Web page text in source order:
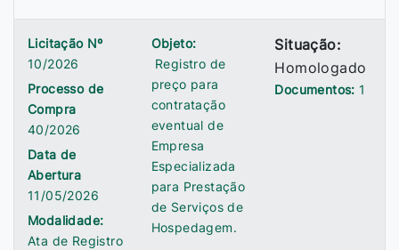
Licitação Nº
10/2026
Processo de
Compra
40/2026
Data de
Abertura
11/05/2026
Modalidade:
Ata de Registro
Objeto:
Registro de
preço para
contratação
eventual de
Empresa
Especializada
para Prestação
de Serviços de
Hospedagem.
Situação:
Homologado
Documentos: 1